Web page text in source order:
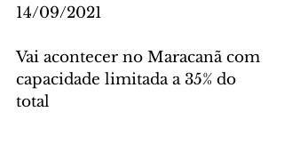
14/09/2021
Vai acontecer no Maracanã com
capacidade limitada a 35% do
total